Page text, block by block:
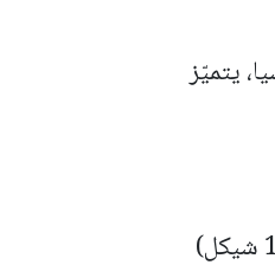
يتميّز